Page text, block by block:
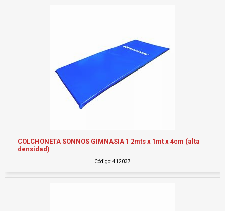
COLCHONETA SONNOS GIMNASIA 1 2mts x 1mt x 4cm (alta
densidad)
Código: 412037